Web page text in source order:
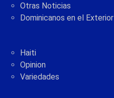
Otras Noticias
Dominicanos en el Exterior
Haiti
Opinion
Variedades